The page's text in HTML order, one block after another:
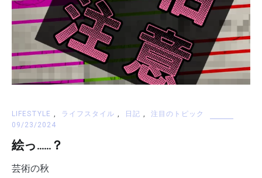
LIFESTYLE , ライフスタイル , 日記 ,
注目のトピック
09/23/2024
絵っ……？
芸術の秋